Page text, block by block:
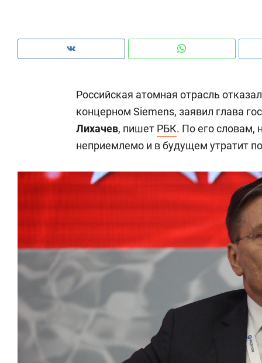
Российская атомная отрасль
концерном Siemens, заявил глава
Лихачев, пишет РБК. По его словам,
неприемлемо и в будущем утратит
Как ГК «МИР ГРУПП» и ВТБ
комфорта под Казанью
Рекомендуем
150